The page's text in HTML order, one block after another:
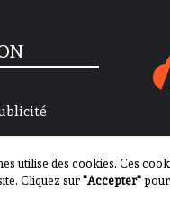
utilise des cookies. Ces
Cliquez sur"Accepter"